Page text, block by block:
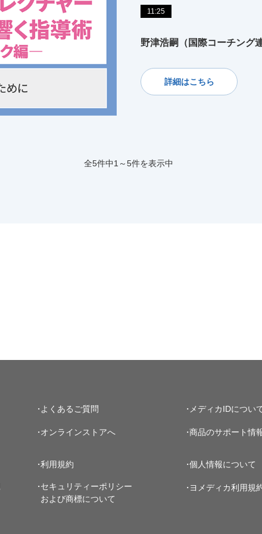
11:25
野津浩嗣（国際コーチング
詳細はこちら
全5件中1～5件を表示中
よくあるご質問 メディカIDについ
オンラインストアへ 商品のサポート情
利用規約 個人情報について
セキュリティーポリシー
および商標について
ヨメディカ利用規